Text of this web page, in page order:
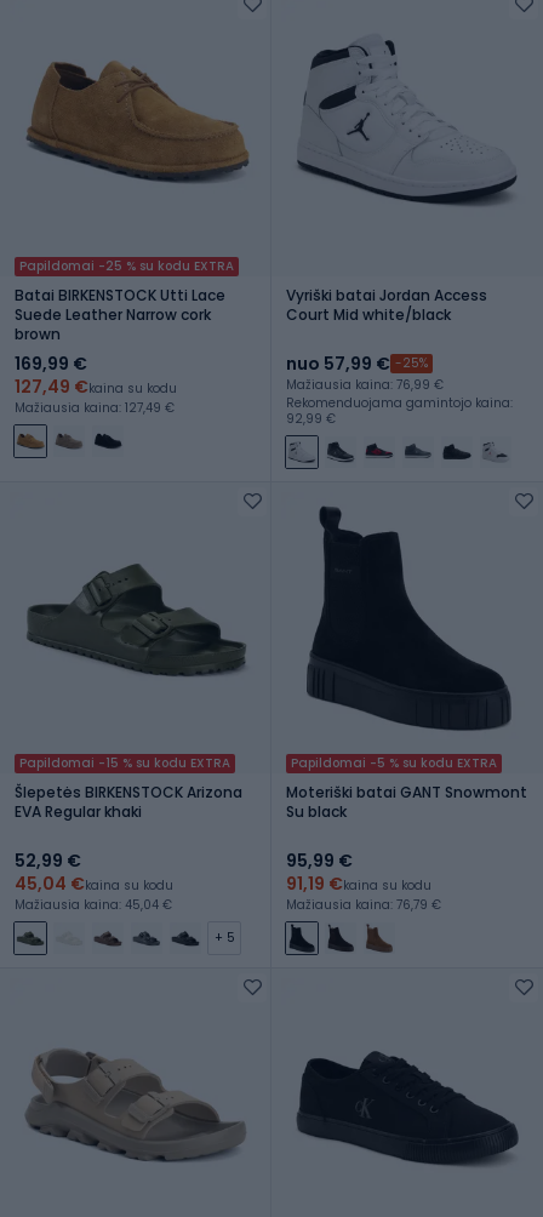
Papildomai -25 % su kodu EXTRA
Batai BIRKENSTOCK Utti Lace
Suede Leather Narrow cork
brown
169,99 €
127,49 €kaina su kodu
Mažiausia kaina: 127,49 €
Vyriški batai Jordan Access
Court Mid white/black
nuo 57,99 € -25%
Mažiausia kaina: 76,99 €
Rekomenduojama gamintojo kaina:
92,99 €
Papildomai -15 % su kodu EXTRA
Šlepetės BIRKENSTOCK Arizona
EVA Regular khaki
52,99 €
45,04 €kaina su kodu
Mažiausia kaina: 45,04 €
+ 5
Papildomai -5 % su kodu EXTRA
Moteriški batai GANT Snowmont
Su black
95,99 €
91,19 €kaina su kodu
Mažiausia kaina: 76,79 €